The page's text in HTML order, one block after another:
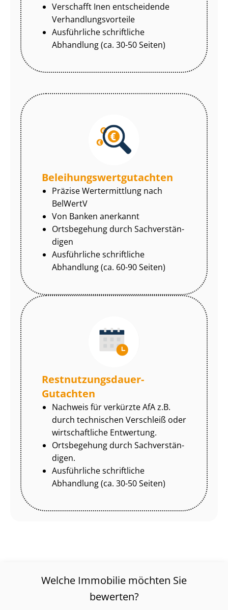
Verschafft Inen entscheidende
Ver­hand­lungs­vor­tei­le
Ausführliche schriftliche
Abhandlung (ca. 30-50 Seiten)
Be­lei­hungs­wert­gut­ach­ten
Präzise Wertermittlung nach
BelWertV
Von Banken anerkannt
Ortsbegehung durch Sach­ver­stän­
di­gen
Ausführliche schriftliche
Abhandlung (ca. 60-90 Seiten)
Rest­nut­zungs­dau­er-
Gutachten
Nachweis für verkürzte AfA z.B.
durch technischen Verschleiß oder
wirtschaftliche Entwertung.
Ortsbegehung durch Sach­ver­stän­
di­gen.
Ausführliche schriftliche
Abhandlung (ca. 30-50 Seiten)
Welche Immobilie möchten Sie
bewerten?